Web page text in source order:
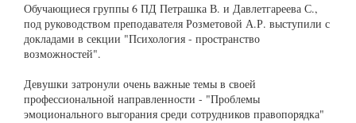
Обучающиеся группы 6 ПД Петрашка В. и Давлетгареева С.,
под руководством преподавателя Розметовой А.Р. выступили с
докладами в секции "Психология - пространство
возможностей".
Девушки затронули очень важные темы в своей
профессиональной направленности - "Проблемы
эмоционального выгорания среди сотрудников правопорядка"